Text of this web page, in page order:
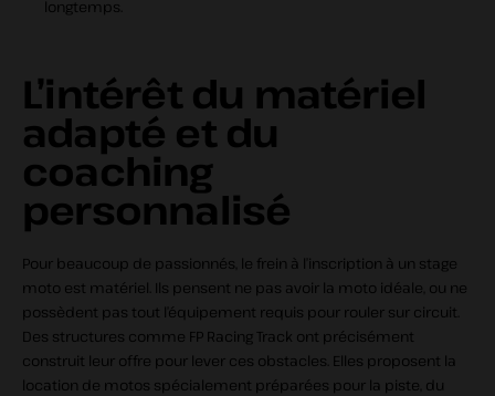
longtemps.
L’intérêt du matériel
adapté et du
coaching
personnalisé
Pour beaucoup de passionnés, le frein à l’inscription à un stage
moto est matériel. Ils pensent ne pas avoir la moto idéale, ou ne
possèdent pas tout l’équipement requis pour rouler sur circuit.
Des structures comme FP Racing Track ont précisément
construit leur offre pour lever ces obstacles. Elles proposent la
location de motos spécialement préparées pour la piste, du